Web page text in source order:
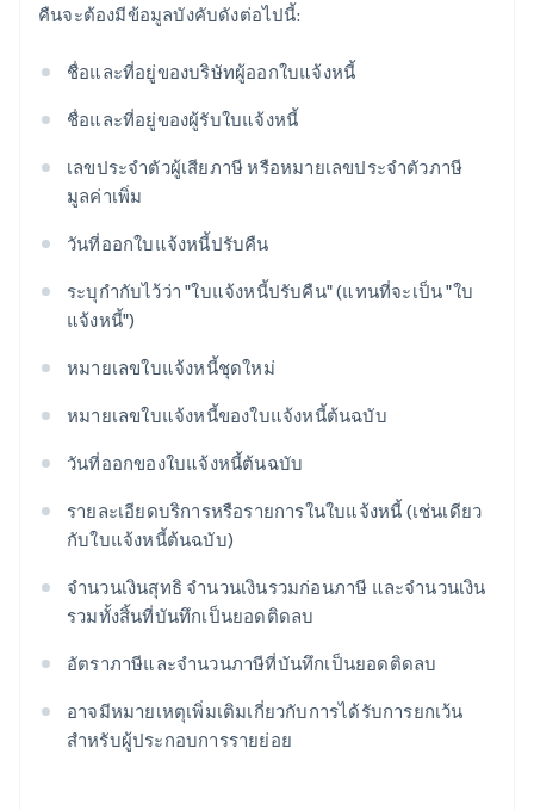
คืนจะต้องมีข้อมูลบังคับดังต่อไปนี้:
ชื่อและที่อยู่ของบริษัทผู้ออกใบแจ้งหนี้
ชื่อและที่อยู่ของผู้รับใบแจ้งหนี้
เลขประจำตัวผู้เสียภาษี หรือหมายเลขประจำตัวภาษี
มูลค่าเพิ่ม
วันที่ออกใบแจ้งหนี้ปรับคืน
ระบุกำกับไว้ว่า "ใบแจ้งหนี้ปรับคืน" (แทนที่จะเป็น "ใบ
แจ้งหนี้")
หมายเลขใบแจ้งหนี้ชุดใหม่
หมายเลขใบแจ้งหนี้ของใบแจ้งหนี้ต้นฉบับ
วันที่ออกของใบแจ้งหนี้ต้นฉบับ
รายละเอียดบริการหรือรายการในใบแจ้งหนี้ (เช่นเดียว
กับใบแจ้งหนี้ต้นฉบับ)
จำนวนเงินสุทธิ จำนวนเงินรวมก่อนภาษี และจำนวนเงิน
รวมทั้งสิ้นที่บันทึกเป็นยอดติดลบ
อัตราภาษีและจำนวนภาษีที่บันทึกเป็นยอดติดลบ
อาจมีหมายเหตุเพิ่มเติมเกี่ยวกับการได้รับการยกเว้น
สำหรับผู้ประกอบการรายย่อย